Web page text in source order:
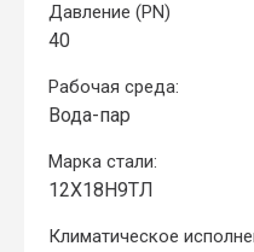
Давление (PN)
40
Рабочая среда:
Вода-пар
Марка стали:
12Х18Н9ТЛ
Климатическое